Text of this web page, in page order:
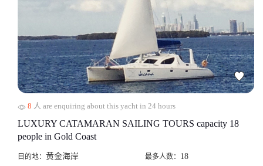
8 人 are enquiring about this yacht in 24 hours
LUXURY CATAMARAN SAILING TOURS capacity 18
people in Gold Coast
目的地： 黄金海岸 最多人数： 18